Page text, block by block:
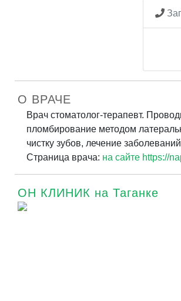
О ВРАЧЕ
Врач стоматолог-терапевт.
пломбирование методом
чистку зубов, лечение
Страница врача: на сайте https://
ОН КЛИНИК на Таганке